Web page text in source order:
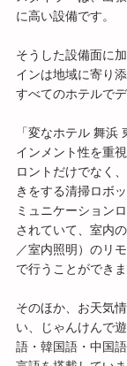
に高い設備です。
そうした設備面に
インは地域に寄り
すべてのホテルで
「変なホテル 舞浜
インメント性を重
ロントだけでなく
きをする清掃ロボ
ミュニケーション
されていて、室内
／室内照明）のリ
で行うことができま
そのほか、お天気
い、じゃんけんで
語・韓国語・中国